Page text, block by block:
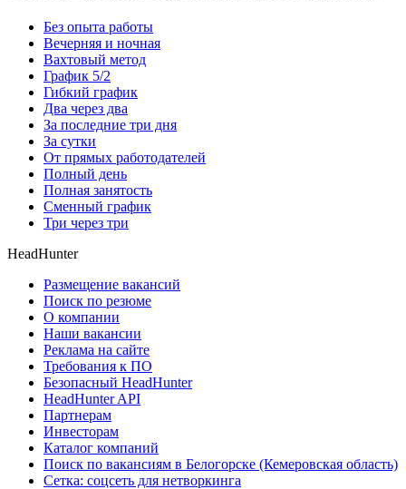
Без опыта работы
Вечерняя и ночная
Вахтовый метод
График 5/2
Гибкий график
Два через два
За последние три дня
За сутки
От прямых работодателей
Полный день
Полная занятость
Сменный график
Три через три
HeadHunter
Размещение вакансий
Поиск по резюме
О компании
Наши вакансии
Реклама на сайте
Требования к ПО
Безопасный HeadHunter
HeadHunter API
Партнерам
Инвесторам
Каталог компаний
Поиск по вакансиям в Белогорске (Кемеровская область)
Сетка: соцсеть для нетворкинга